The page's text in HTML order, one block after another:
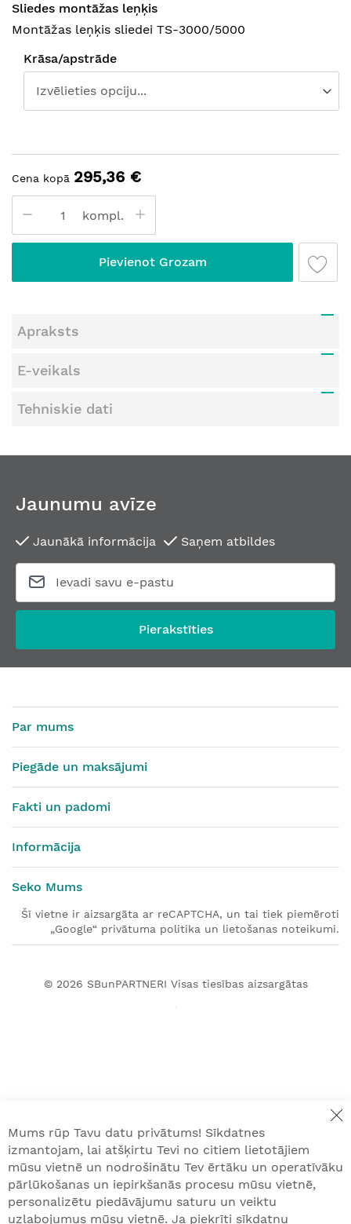
Sliedes montāžas leņķis
Montāžas leņķis sliedei TS-3000/5000
Krāsa/apstrāde
Cena kopā 295,36 €
kompl.
Pievienot Grozam
Apraksts
E-veikals
Tehniskie dati
Jaunumu avīze
Jaunākā informācija Saņem atbildes
Pierakstīties
Par mums
Piegāde un maksājumi
Fakti un padomi
Informācija
Seko Mums
Šī vietne ir aizsargāta ar reCAPTCHA, un tai tiek piemēroti
„Google“ privātuma politika un lietošanas noteikumi.
© 2026 SBunPARTNERI Visas tiesības aizsargātas
Mums rūp Tavu datu privātums! Sīkdatnes
izmantojam, lai atšķirtu Tevi no citiem lietotājiem
mūsu vietnē un nodrošinātu Tev ērtāku un operatīvāku
pārlūkošanas un iepirkšanās procesu mūsu vietnē,
personalizētu piedāvājumu saturu un veiktu
uzlabojumus mūsu vietnē. Ja piekrīti sīkdatņu